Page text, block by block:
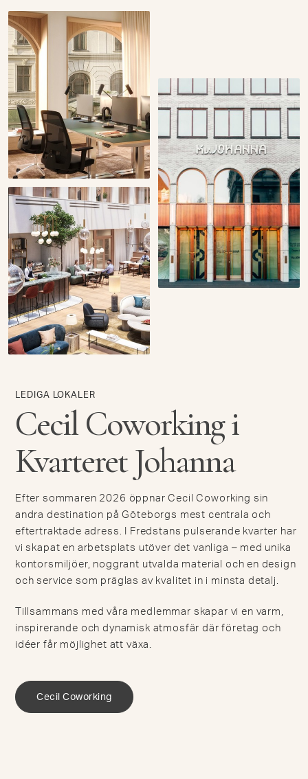
LEDIGA LOKALER
Cecil Coworking i
Kvarteret Johanna
Efter sommaren 2026 öppnar Cecil Coworking sin
andra destination på Göteborgs mest centrala och
eftertraktade adress. I Fredstans pulserande kvarter har
vi skapat en arbetsplats utöver det vanliga – med unika
kontorsmiljöer, noggrant utvalda material och en design
och service som präglas av kvalitet in i minsta detalj.
Tillsammans med våra medlemmar skapar vi en varm,
inspirerande och dynamisk atmosfär där företag och
idéer får möjlighet att växa.
Cecil Coworking